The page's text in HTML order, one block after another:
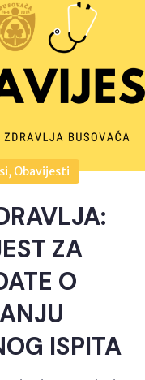
Obavijesti
ZA
O
ISPITA